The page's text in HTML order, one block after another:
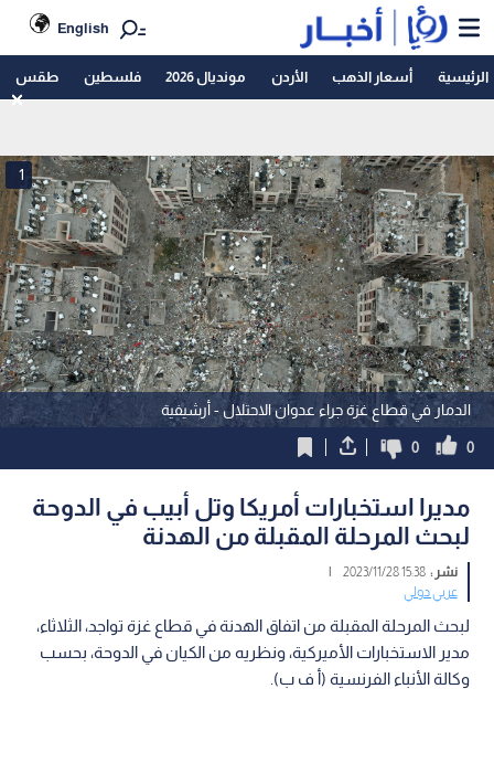
English
الرئيسية أسعار الذهب الأردن مونديال 2026 فلسطين طقس
الدمار في قطاع غزة جراء عدوان الاحتلال - أرشيفية
1
0
0
مديرا استخبارات أمريكا وتل أبيب في الدوحة
لبحث المرحلة المقبلة من الهدنة
نشر :15:38 2023/11/28
|
عربي دولي
لبحث المرحلة المقبلة من اتفاق الهدنة في قطاع غزة تواجد، الثلاثاء،
مدير الاستخبارات الأميركية، ونظريه من الكيان في الدوحة، بحسب
وكالة الأنباء الفرنسية (أ ف ب).